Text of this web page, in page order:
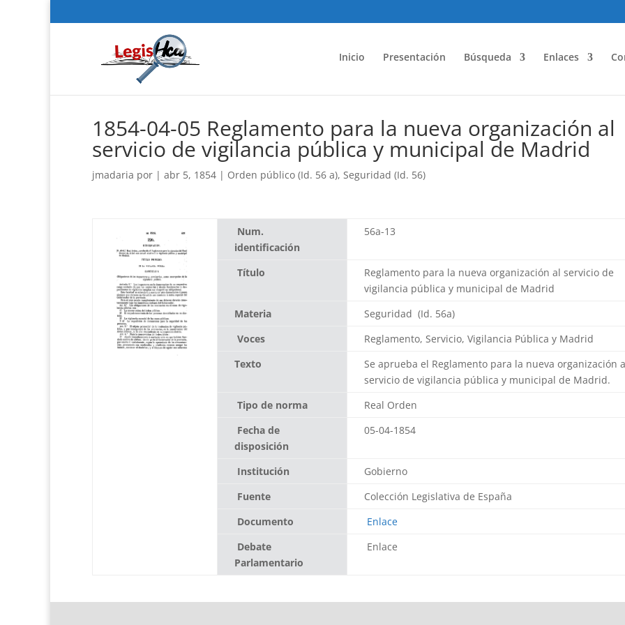
Inicio Presentación Búsqueda Enlaces
1854-04-05 Reglamento para la nueva organización al
servicio de vigilancia pública y municipal de Madrid
jmadaria por | abr 5, 1854 | Orden público (Id. 56 a), Seguridad (Id. 56)
Num.
identificación
56a-13
Título
Reglamento para la nueva organización al servicio de
vigilancia pública y municipal de Madrid
Materia
Seguridad (Id. 56a)
Voces
Reglamento, Servicio, Vigilancia Pública y Madrid
Texto
Se aprueba el Reglamento para la nueva organización
servicio de vigilancia pública y municipal de Madrid.
Tipo de norma
Real Orden
Fecha de
disposición
05-04-1854
Institución
Gobierno
Fuente
Colección Legislativa de España
Documento
Enlace
Debate
Parlamentario
Enlace